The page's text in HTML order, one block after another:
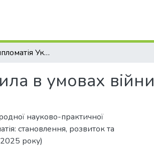
Культурна дипломатія України: м’яка сила в умовах війни
в умовах війни
науково-практичної
становлення, розвиток та
року)